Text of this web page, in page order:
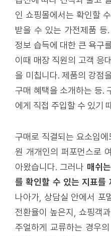
인 쇼핑몰에서는 확인할
받을 수 있는 가전제품 등
정보 습득에 대한 큰 욕구
이때 매장 직원의 고객 응
을 미칩니다. 제품의 강점
구매 혜택을 소개하는 등.
에게 직접 주입할 수 있기
구매로 직결되는 요소임
원 개개인의 퍼포먼스로
아왔습니다. 그러나 매쉬
를 확인할 수 있는 지표를
나아가, 상담실 안에서 포
전환율이 높은지, 쇼핑객
주얼하게 교류하는 경우